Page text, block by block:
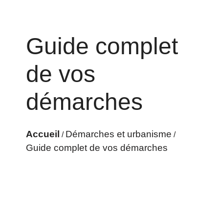
Guide complet
de vos
démarches
Accueil / Démarches et urbanisme /
Guide complet de vos démarches